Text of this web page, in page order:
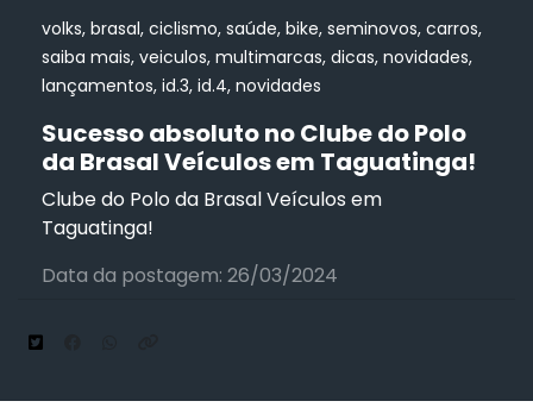
volks, brasal, ciclismo, saúde, bike, seminovos, carros,
saiba mais, veiculos, multimarcas, dicas, novidades,
lançamentos, id.3, id.4, novidades
Sucesso absoluto no Clube do Polo
da Brasal Veículos em Taguatinga!
Clube do Polo da Brasal Veículos em
Taguatinga!
Data da postagem: 26/03/2024